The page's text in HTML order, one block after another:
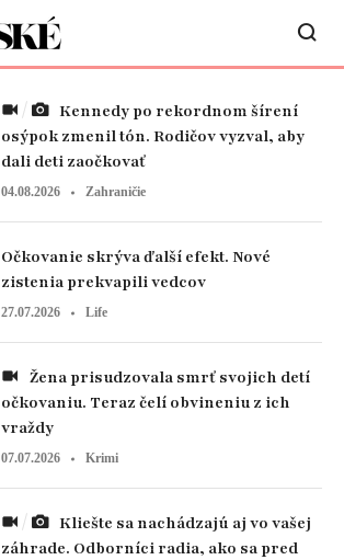
osýpok zmenil tón. Rodičov vyzval, aby
dali deti zaočkovať
04.08.2026 Zahraničie
Očkovanie skrýva ďalší efekt. Nové
zistenia prekvapili vedcov
27.07.2026 Life
očkovaniu. Teraz čelí obvineniu z ich
vraždy
07.07.2026 Krimi
záhrade. Odborníci radia, ako sa pred